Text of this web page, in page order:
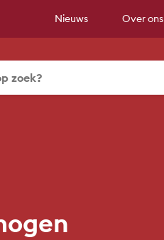
Nieuws Over ons